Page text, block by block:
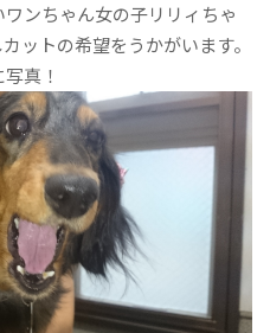
ンちゃん女の子リリィちゃ
ットの希望をうかがいます。
真！